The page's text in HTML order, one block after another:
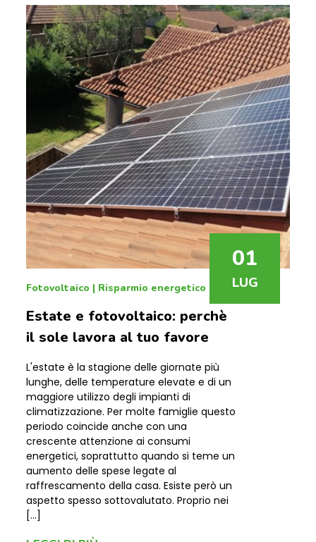
01
LUG
Fotovoltaico|Risparmio energetico
Estate e fotovoltaico: perchè
il sole lavora al tuo favore
L'estate è la stagione delle giornate più
lunghe, delle temperature elevate e di un
maggiore utilizzo degli impianti di
climatizzazione. Per molte famiglie questo
periodo coincide anche con una
energetici, soprattutto quando si teme un
aumento delle spese legate al
raffrescamento della casa. Esiste però un
aspetto spesso sottovalutato. Proprio nei
[…]
LEGGI DI PIÙ